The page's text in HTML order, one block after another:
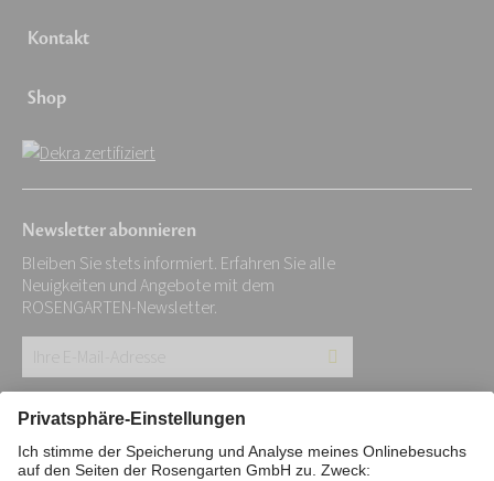
Kontakt
Shop
Newsletter abonnieren
Bleiben Sie stets informiert. Erfahren Sie alle
Neuigkeiten und Angebote mit dem
ROSENGARTEN-Newsletter.
E-
Mail-
Adresse:
Impressum Datenschutz
Stiftung